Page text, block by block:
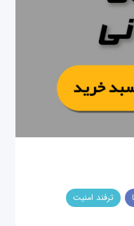
ترفند امنیت